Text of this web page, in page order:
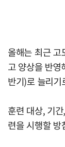
올해는 최근 고
고 양상을 반
반기)로 늘리기
훈련 대상, 기
련을 시행할 방